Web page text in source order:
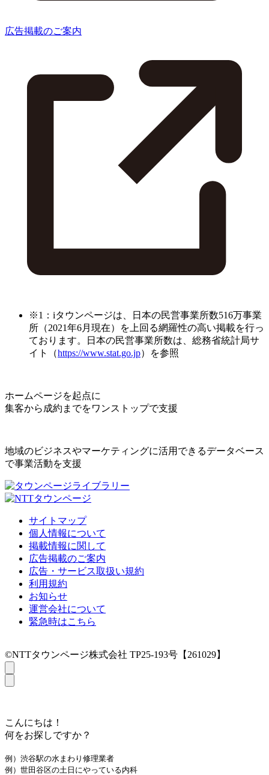
広告掲載のご案内
※1：iタウンページは、日本の民営事業所数516万事業
所（2021年6月現在）を上回る網羅性の高い掲載を行っ
ております。日本の民営事業所数は、総務省統計局サ
イト（https://www.stat.go.jp）を参照
ホームページを起点に
集客から成約までをワンストップで支援
地域のビジネスやマーケティングに活用できるデータベース
で事業活動を支援
サイトマップ
個人情報について
掲載情報に関して
広告掲載のご案内
広告・サービス取扱い規約
利用規約
お知らせ
運営会社について
緊急時はこちら
©NTTタウンページ株式会社 TP25-193号【261029】
こんにちは！
何をお探しですか？
例）渋谷駅の水まわり修理業者
例）世田谷区の土日にやっている内科